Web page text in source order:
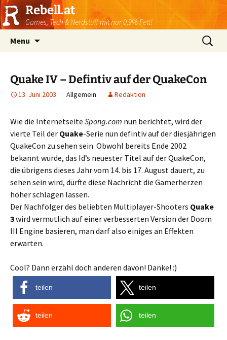
Rebell.at
Games, Tech & Nerdstuff mit nur 0,9% Fett!
Menu
Suchen
nach:
Quake IV – Defintiv auf der QuakeCon
13. Juni 2003 Allgemein Redaktion
Wie die Internetseite Spong.com nun berichtet, wird der
vierte Teil der Quake-Serie nun defintiv auf der diesjährigen
QuakeCon zu sehen sein. Obwohl bereits Ende 2002
bekannt wurde, das Id’s neuester Titel auf der QuakeCon,
die übrigens dieses Jahr vom 14. bis 17. August dauert, zu
sehen sein wird, dürfte diese Nachricht die Gamerherzen
höher schlagen lassen.
Der Nachfolger des beliebten Multiplayer-Shooters Quake
3wird vermutlich auf einer verbesserten Version der Doom
III Engine basieren, man darf also einiges an Effekten
erwarten.
Cool? Dann erzähl doch anderen davon! Danke! :)
teilen teilen
teilen teilen